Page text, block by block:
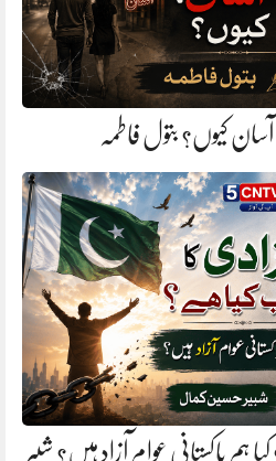
کیوں؟ بتول فاطمہ
پاکستانی عوام آزاد ہیں؟ شبیر